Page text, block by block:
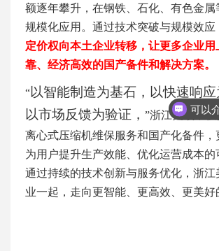
额逐年攀升，在钢铁、石化、有色金属
规模化应用。通过技术突破与规模效应
定价权向本土企业转移，让更多企业用
靠、经济高效的国产备件和解决方案。
“以智能制造为基石，以快速响应
以市场反馈为验证， ”浙江美颂不
离心式压缩机维保服务和国产化备件，
为用户提升生产效能、优化运营成本的
通过持续的技术创新与服务优化，浙江
业一起，走向更智能、更高效、更美好